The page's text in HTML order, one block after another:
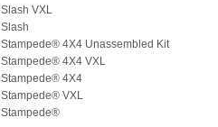
Slash VXL
Slash
Stampede® 4X4 Unassembled Kit
Stampede® 4X4 VXL
Stampede® 4X4
Stampede® VXL
Stampede®